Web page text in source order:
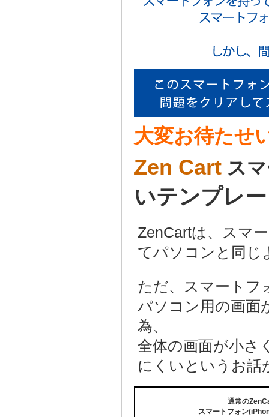
大変お待たせ
Zen Cart ス
いテンプレ
ZenCartは、スマ
てパソコンと同じ
ただ、スマートフ
パソコン用の画面
為、
全体の画面が小さ
にくいというお話
通常の
スマートフォン